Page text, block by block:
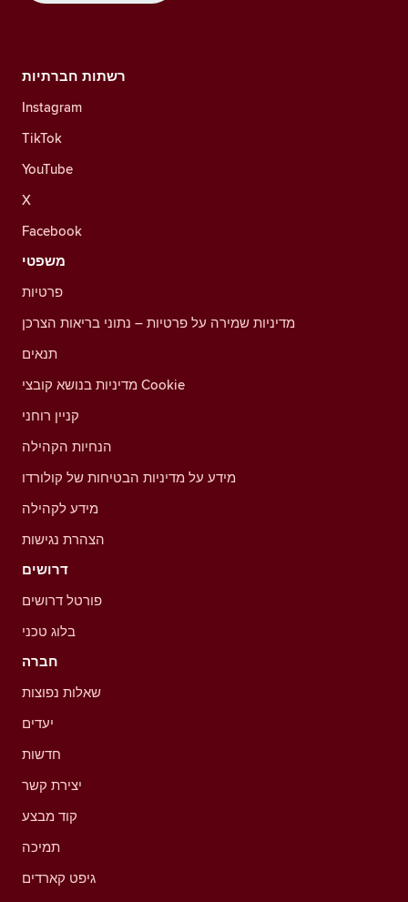
רשתות חברתיות
Instagram
TikTok
YouTube
X
Facebook
משפטי
פרטיות
מדיניות שמירה על פרטיות – נתוני בריאות הצרכן
תנאים
מדיניות בנושא קובצי Cookie
קניין רוחני
הנחיות הקהילה
מידע על מדיניות הבטיחות של קולורדו
מידע לקהילה
הצהרת נגישות
דרושים
פורטל דרושים
בלוג טכני
חברה
שאלות נפוצות
יעדים
חדשות
יצירת קשר
קוד מבצע
תמיכה
גיפט קארדים